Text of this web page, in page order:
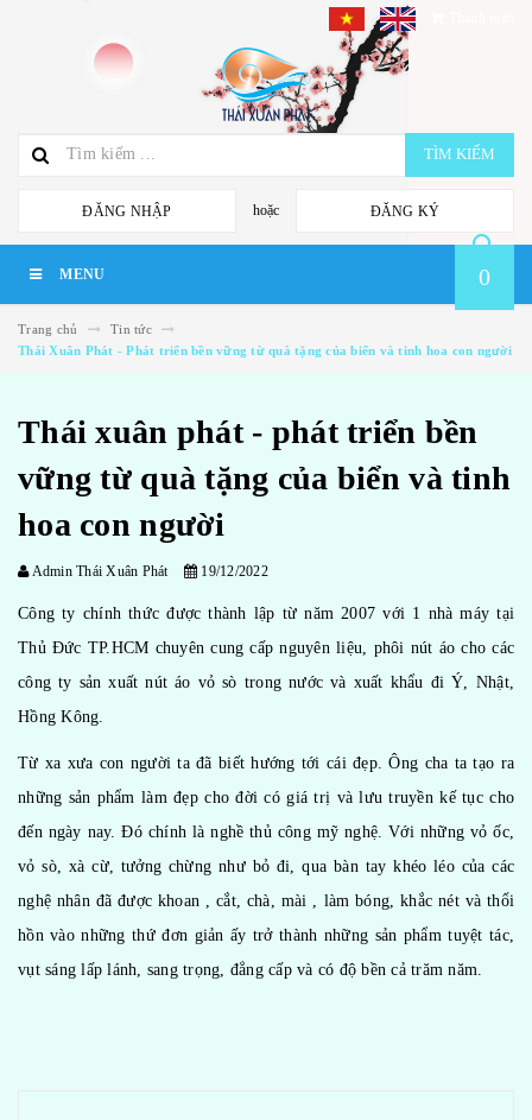
TÌM KIẾM
ĐĂNG NHẬP hoặc ĐĂNG KÝ
MENU 0
Trang chủ
Tin tức
Thái Xuân Phát - Phát triển bền vững từ quà tặng của biển và tinh hoa con người
Thái xuân phát - phát triển bền
vững từ quà tặng của biển và tinh
hoa con người
Admin Thái Xuân Phát 19/12/2022
Công ty chính thức được thành lập từ năm 2007 với 1 nhà máy tại
Thủ Đức TP.HCM chuyên cung cấp nguyên liệu, phôi nút áo cho các
công ty sản xuất nút áo vỏ sò trong nước và xuất khẩu đi Ý, Nhật,
Hồng Kông.
Từ xa xưa con người ta đã biết hướng tới cái đẹp. Ông cha ta tạo ra
những sản phẩm làm đẹp cho đời có giá trị và lưu truyền kế tục cho
đến ngày nay. Đó chính là nghề thủ công mỹ nghệ. Với những vỏ ốc,
vỏ sò, xà cừ, tưởng chừng như bỏ đi, qua bàn tay khéo léo của các
nghệ nhân đã được khoan , cắt, chà, mài , làm bóng, khắc nét và thổi
hồn vào những thứ đơn giản ấy trở thành những sản phẩm tuyệt tác,
vụt sáng lấp lánh, sang trọng, đẳng cấp và có độ bền cả trăm năm.